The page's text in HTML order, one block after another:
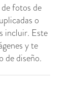
fotos de
o
incluir. Este
y te
de diseño.